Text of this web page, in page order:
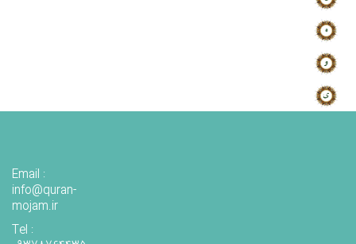
Email :
info@quran-
mojam.ir
Tel :